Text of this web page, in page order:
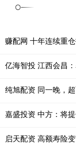
亿海智投 江西会昌
启天配资 高额寿险